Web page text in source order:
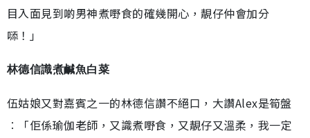
目入面見到啲男神煮嘢食的確幾開心，靚仔仲會加分
𠻹！」
林德信識煮鹹魚白菜
伍姑娘又對嘉賓之一的林德信讚不絕口，大讚Alex是筍盤
︰「佢係瑜伽老師，又識煮嘢食，又靚仔又溫柔，我一定